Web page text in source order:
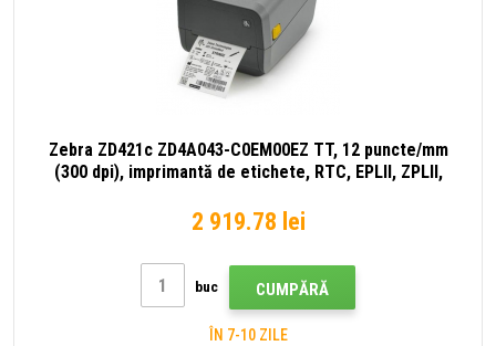
Zebra ZD421c ZD4A043-C0EM00EZ TT, 12 puncte/mm
(300 dpi), imprimantă de etichete, RTC, EPLII, ZPLII,
2 919.78 lei
buc CUMPĂRĂ
ÎN 7-10 ZILE